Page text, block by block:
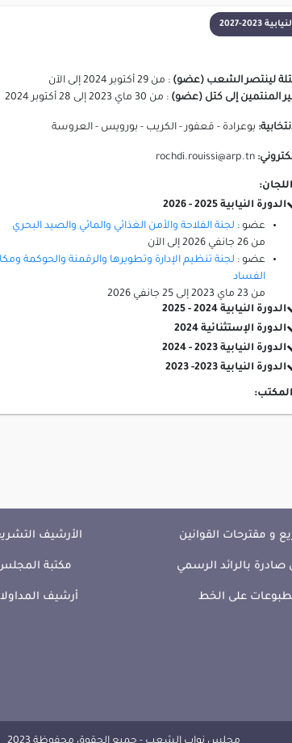
2023-2027
لينتصر الشعب (عضو): من29 أكتوبر 2024 إلىالآن
المنتمين إلى كتل (عضو): من 30 ماي 2023 إلى 28 أكتوبر 2024
بوعرادة - قعفور - الكريب - بورويس - العروسة
rochdi.rouissi@arp.tn
الدورة النيابية 2025 - 2026
عضو : لجنة الفلاحة والأمن الغذائي والمائي والصيد البحري
من26 جانفي 2026 إلىالآن
عضو : لجنة تنظيم الإدارة وتطويرها والرقمنة والحوكمة
الفساد
من 23 ماي 2023 إلى25 جانفي 2026
الدورة النيابية 2024 - 2025
الدورة الإستثنائية 2024
الدورة النيابية 2023 - 2024
الدورة النيابية 2023- 2023
و مقترحات القوانين
صادرة بالرائد الرسمي
على الخط
الأرشيف
مكتبة
أرشيف